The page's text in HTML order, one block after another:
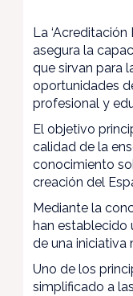
La
asegura la
que sirvan para
oportunidades
profesional y
El objetivo
calidad de la
conocimiento
creación del
Mediante la
han establecido
de una iniciativa
Uno de los
simplificado a